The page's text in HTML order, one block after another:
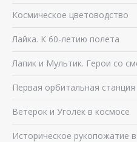
Космическое цветоводство
Лайка. К 60-летию полета
Лапик и Мультик. Герои со
Первая орбитальная станция
Ветерок и Уголёк в космосе
Историческое рукопожатие